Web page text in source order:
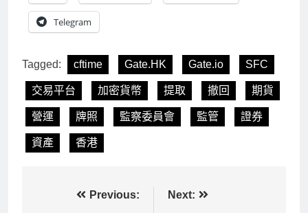
Telegram
Tagged: cftime Gate.HK Gate.io SFC
交易平台 加密貨幣 提取 撤回 期貨
營運 牌照 監察委員會 監管 證券
資產 香港
Previous: Next: